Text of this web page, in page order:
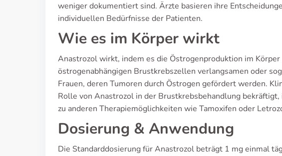
weniger dokumentiert sind. Ärzte basieren ihre
individuellen Bedürfnisse der Patienten.
Wie es im Körper wirkt
Anastrozol wirkt, indem es die Östrogenproduktion im
östrogenabhängigen Brustkrebszellen verlangsamen oder
Frauen, deren Tumoren durch Östrogen gefördert werden.
Rolle von Anastrozol in der Brustkrebsbehandlung
zu anderen Therapiemöglichkeiten wie Tamoxifen oder
Dosierung & Anwendung
Die Standarddosierung für Anastrozol beträgt 1 mg einmal